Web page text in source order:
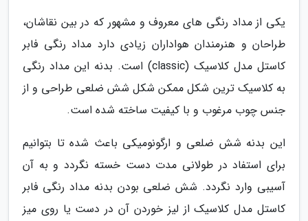
یکی از مداد رنگی های معروف و مشهور که در بین نقاشان،
طراحان و هنرمندان هواداران زیادی دارد مداد رنگی فابر
کاستل مدل کلاسیک (classic) است. بدنه این مداد رنگی
به کلاسیک ترین شکل ممکن شکل شش ضلعی طراحی و از
جنس چوب مرغوب و با کیفیت ساخته شده است.
این بدنه شش ضلعی و ارگونومیکی باعث شده تا بتوانیم
برای استفاد در طولانی مدت دست خسته نگردد و به آن
آسیبی وارد نگردد. شش ضلعی بودن بدنه مداد رنگی فابر
کاستل مدل کلاسیک از لیز خوردن آن در دست یا روی میز